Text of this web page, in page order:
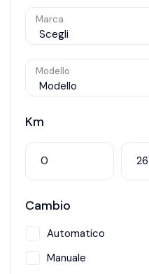
Marca
Modello
Km
Cambio
Automatico
Manuale